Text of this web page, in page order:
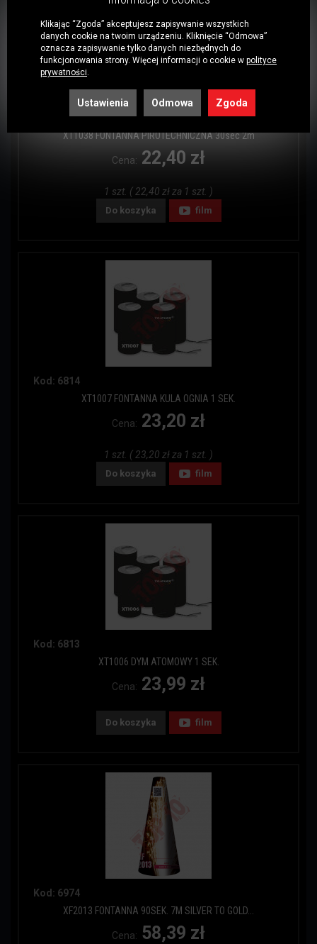
Kod: 5811
XT1038 FONTANNA PIROTECHNICZNA 30sec 2m
Cena: 22,40 zł
1 szt. ( 22,40 zł za 1 szt. )
Do koszyka film
Kod: 6814
XT1007 FONTANNA KULA OGNIA 1 SEK.
Cena: 23,20 zł
1 szt. ( 23,20 zł za 1 szt. )
Do koszyka film
Kod: 6813
XT1006 DYM ATOMOWY 1 SEK.
Cena: 23,99 zł
Do koszyka film
Kod: 6974
XF2013 FONTANNA 90SEK. 7M SILVER TO GOLD...
Cena: 58,39 zł
Klikając “Zgoda” akceptujesz zapisywanie wszystkich
danych cookie na twoim urządzeniu. Kliknięcie “Odmowa”
oznacza zapisywanie tylko danych niezbędnych do
funkcjonowania strony. Więcej informacji o cookie w polityce
prywatności.
Ustawienia Odmowa Zgoda